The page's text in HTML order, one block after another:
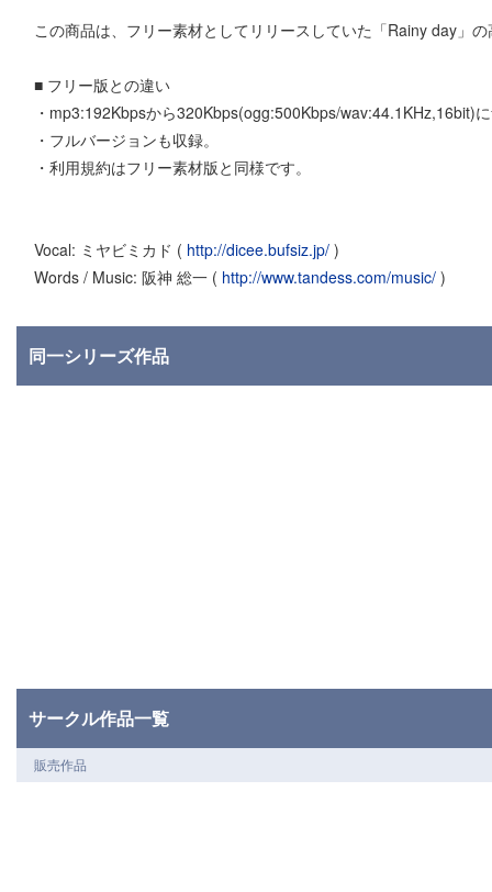
この商品は、フリー素材としてリリースしていた「Rainy day」
■ フリー版との違い
・mp3:192Kbpsから320Kbps(ogg:500Kbps/wav:44.1KHz,16bit)
・フルバージョンも収録。
・利用規約はフリー素材版と同様です。
Vocal: ミヤビミカド ( http://dicee.bufsiz.jp/ )
Words / Music: 阪神 総一 ( http://www.tandess.com/music/ )
同一シリーズ作品
サークル作品一覧
販売作品